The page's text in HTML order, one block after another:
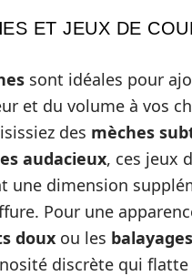
ET JEUX DE
sont idéales pour
et du volume à vos
des mèches
audacieux, ces jeux
une dimension
Pour une
doux ou les balayages
discrète qui flatte